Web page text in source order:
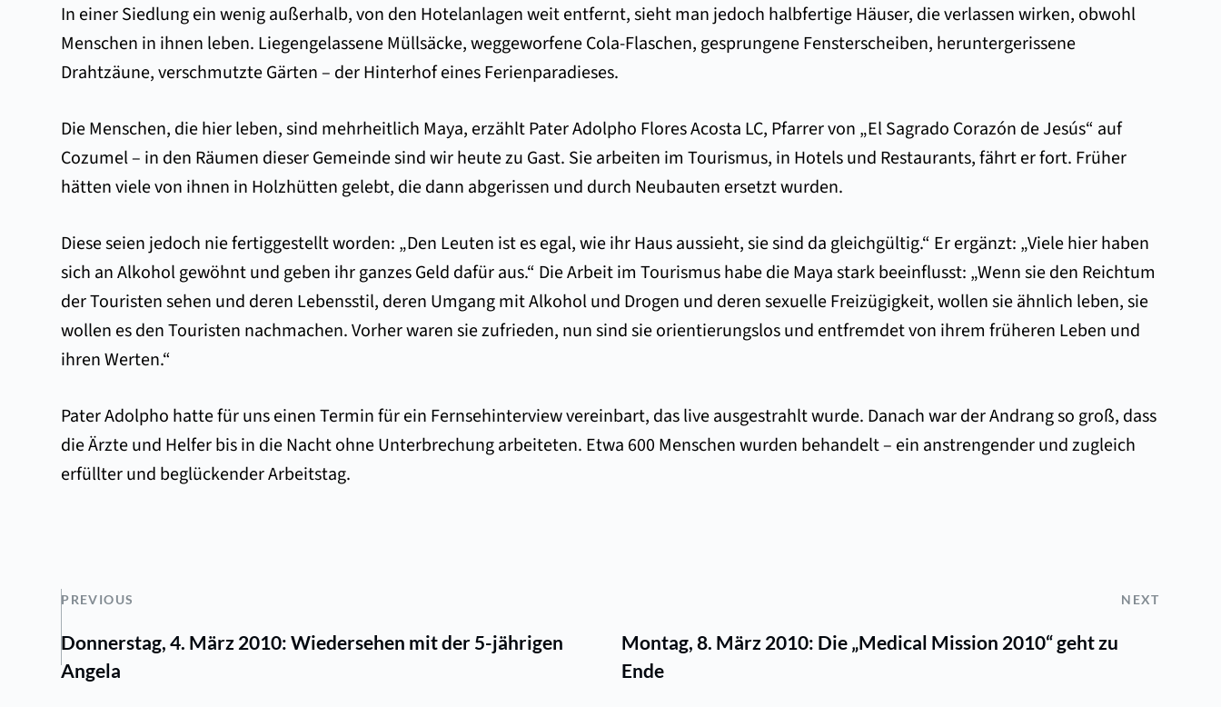
In einer Siedlung ein wenig außerhalb, von den Hotelanlagen weit entfernt, sieht man jedoch halbfertige Häuser, die verlassen wirken, obwohl
Menschen in ihnen leben. Liegengelassene Müllsäcke, weggeworfene Cola-Flaschen, gesprungene Fensterscheiben, heruntergerissene
Drahtzäune, verschmutzte Gärten – der Hinterhof eines Ferienparadieses.
Die Menschen, die hier leben, sind mehrheitlich Maya, erzählt Pater Adolpho Flores Acosta LC, Pfarrer von „El Sagrado Corazón de Jesús“ auf
Cozumel – in den Räumen dieser Gemeinde sind wir heute zu Gast. Sie arbeiten im Tourismus, in Hotels und Restaurants, fährt er fort. Früher
hätten viele von ihnen in Holzhütten gelebt, die dann abgerissen und durch Neubauten ersetzt wurden.
Diese seien jedoch nie fertiggestellt worden: „Den Leuten ist es egal, wie ihr Haus aussieht, sie sind da gleichgültig.“ Er ergänzt: „Viele hier haben
sich an Alkohol gewöhnt und geben ihr ganzes Geld dafür aus.“ Die Arbeit im Tourismus habe die Maya stark beeinflusst: „Wenn sie den Reichtum
der Touristen sehen und deren Lebensstil, deren Umgang mit Alkohol und Drogen und deren sexuelle Freizügigkeit, wollen sie ähnlich leben, sie
wollen es den Touristen nachmachen. Vorher waren sie zufrieden, nun sind sie orientierungslos und entfremdet von ihrem früheren Leben und
ihren Werten.“
Pater Adolpho hatte für uns einen Termin für ein Fernsehinterview vereinbart, das live ausgestrahlt wurde. Danach war der Andrang so groß, dass
die Ärzte und Helfer bis in die Nacht ohne Unterbrechung arbeiteten. Etwa 600 Menschen wurden behandelt – ein anstrengender und zugleich
erfüllter und beglückender Arbeitstag.
PREVIOUS NEXT
Donnerstag, 4. März 2010: Wiedersehen mit der 5-jährigen
Angela
Montag, 8. März 2010: Die „Medical Mission 2010“ geht zu
Ende